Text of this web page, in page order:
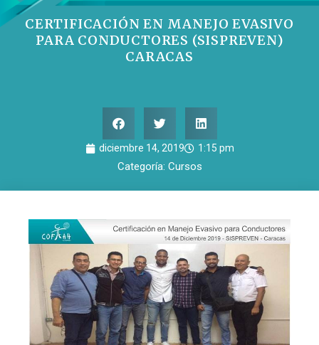
CERTIFICACIÓN EN MANEJO EVASIVO
PARA CONDUCTORES (SISPREVEN)
CARACAS
diciembre 14, 2019 1:15 pm
Categoría: Cursos